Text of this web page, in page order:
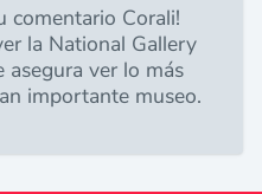
comentario Corali!
la National Gallery
asegura ver lo más
importante museo.